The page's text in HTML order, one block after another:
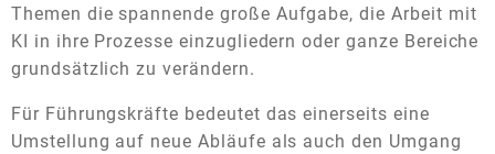
Themen die spannende große Aufgabe, die Arbeit mit
KI in ihre Prozesse einzugliedern oder ganze Bereiche
grundsätzlich zu verändern.
Für Führungskräfte bedeutet das einerseits eine
Umstellung auf neue Abläufe als auch den Umgang